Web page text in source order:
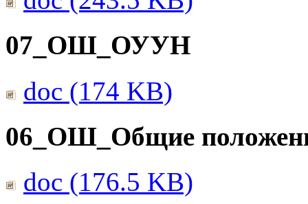
07_ОШ_ОУУН
doc (174 KB)
06_ОШ_Общие
doc (176.5 KB)